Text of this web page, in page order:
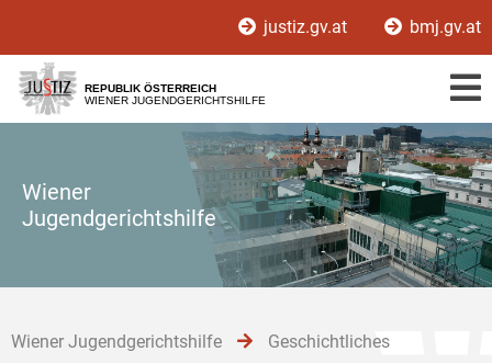
[1]
[2]
[3]
justiz.gv.at bmj.gv.at
REPUBLIK ÖSTERREICH
WIENER JUGENDGERICHTSHILFE
Wiener
Jugendgerichtshilfe
Wiener Jugendgerichtshilfe Geschichtliches